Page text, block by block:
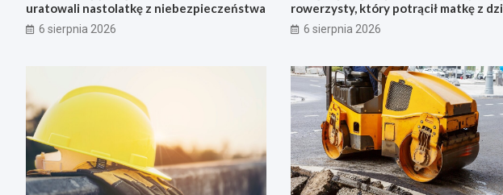
uratowali nastolatkę z niebezpieczeństwa
6 sierpnia 2026
rowerzysty, który potrącił matkę z
6 sierpnia 2026